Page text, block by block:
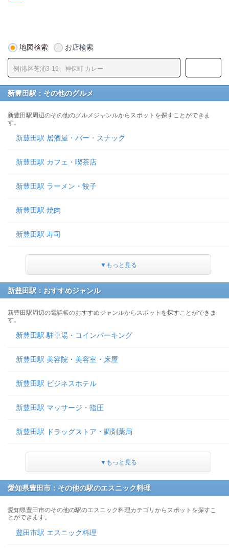
地図検索 お店検索
新豊田駅：その他のグルメ
新豊田駅周辺のその他のグルメジャンルからスポットを探すことができま
す。
新豊田駅 居酒屋・バー・スナック
新豊田駅 カフェ・喫茶店
新豊田駅 ラーメン・餃子
新豊田駅 焼肉
新豊田駅 寿司
▼もっと見る
新豊田駅：おすすめジャンル
新豊田駅周辺の電話帳のおすすめジャンルからスポットを探すことができま
す。
新豊田駅 駐車場・コインパーキング
新豊田駅 美容院・美容室・床屋
新豊田駅 ビジネスホテル
新豊田駅 マッサージ・指圧
新豊田駅 ドラッグストア・調剤薬局
▼もっと見る
愛知県豊田市：その他の駅のエスニック料理
愛知県豊田市のその他の駅のエスニック料理カテゴリからスポットを探すこ
とができます。
豊田市駅 エスニック料理